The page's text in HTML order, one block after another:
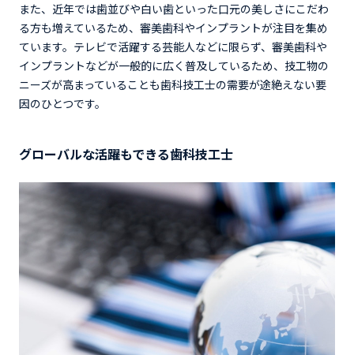
また、近年では歯並びや白い歯といった口元の美しさにこだわ
る方も増えているため、審美歯科やインプラントが注目を集め
ています。テレビで活躍する芸能人などに限らず、審美歯科や
インプラントなどが一般的に広く普及しているため、技工物の
ニーズが高まっていることも歯科技工士の需要が途絶えない要
因のひとつです。
グローバルな活躍もできる歯科技工士